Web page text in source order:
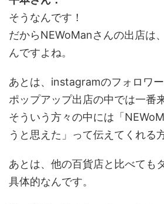
そうなんです！
だからNEWoManさんの出店は
んですよね。
あとは、instagramのフォロワ
ポップアップ出店の中では一番
そういう方々の中には「
うと思えた」って伝えてくれる
あとは、他の百貨店と比べても
具体的なんです。